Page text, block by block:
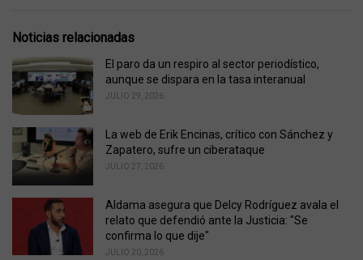
e
o
r
:
Noticias relacionadas
El paro da un respiro al sector periodístico,
aunque se dispara en la tasa interanual
JULIO 29, 2026
La web de Erik Encinas, crítico con Sánchez y
Zapatero, sufre un ciberataque
JULIO 27, 2026
Aldama asegura que Delcy Rodríguez avala el
relato que defendió ante la Justicia: "Se
confirma lo que dije"
JULIO 20, 2026